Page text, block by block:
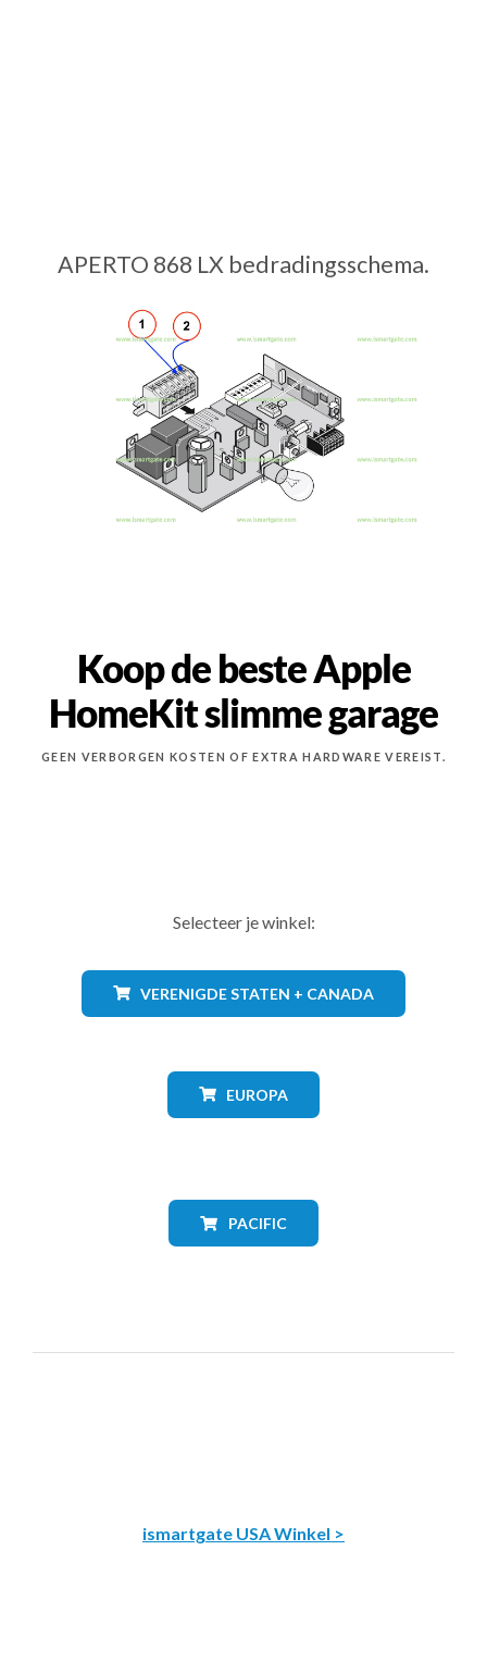
APERTO 868 LX bedradingsschema.
Koop de beste Apple
HomeKit slimme garage
GEEN VERBORGEN KOSTEN OF EXTRA HARDWARE VEREIST.
Selecteer je winkel:
VERENIGDE STATEN + CANADA
EUROPA
PACIFIC
ismartgate USA Winkel >